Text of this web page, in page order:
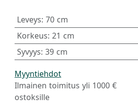
Leveys: 70 cm
Korkeus: 21 cm
Syvyys: 39 cm
Myyntiehdot
Ilmainen toimitus yli 1000 €
ostoksille